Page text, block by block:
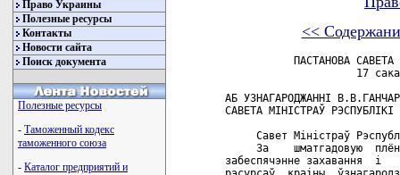
Право Украины
Полезные ресурсы
Контакты
Новости сайта
Поиск документа
Полезные ресурсы
- Таможенный кодекс
таможенного союза
- Каталог предприятий и
<<
ПАСТАНОВА САВЕТА
17
АБ УЗНАГАРОДЖАННI
САВЕТА МIНIСТРАЎ РЭСПУБЛIКI
Савет Miнicтpaў
За    шматгадовую
забеспячэнне захавання  i